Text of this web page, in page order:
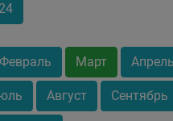
Февраль Март Апрель
Август Сентябрь